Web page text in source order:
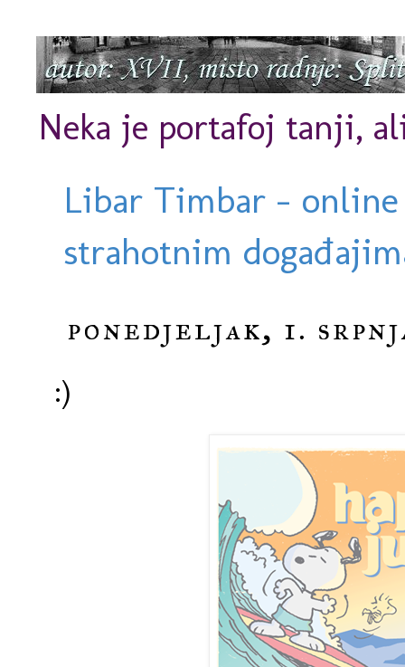
Neka je portafoj tanji,
Libar Timbar -
strahotnim
ponedjeljak, 1.
:)